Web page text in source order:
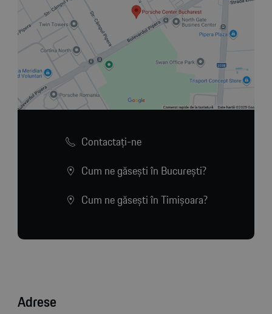
Contactaţi-ne
Cum ne găsești în București?
Cum ne găsești în Timișoara?
Adrese